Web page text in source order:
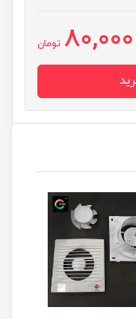
80,000 تومان